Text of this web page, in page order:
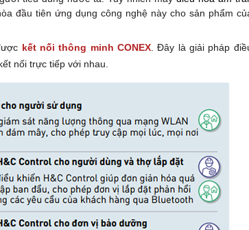
đầu tiên ứng dụng công nghệ này cho sản phẩm
kết nối thông minh CONEX. Đây là giải pháp
nối trực tiếp với nhau.